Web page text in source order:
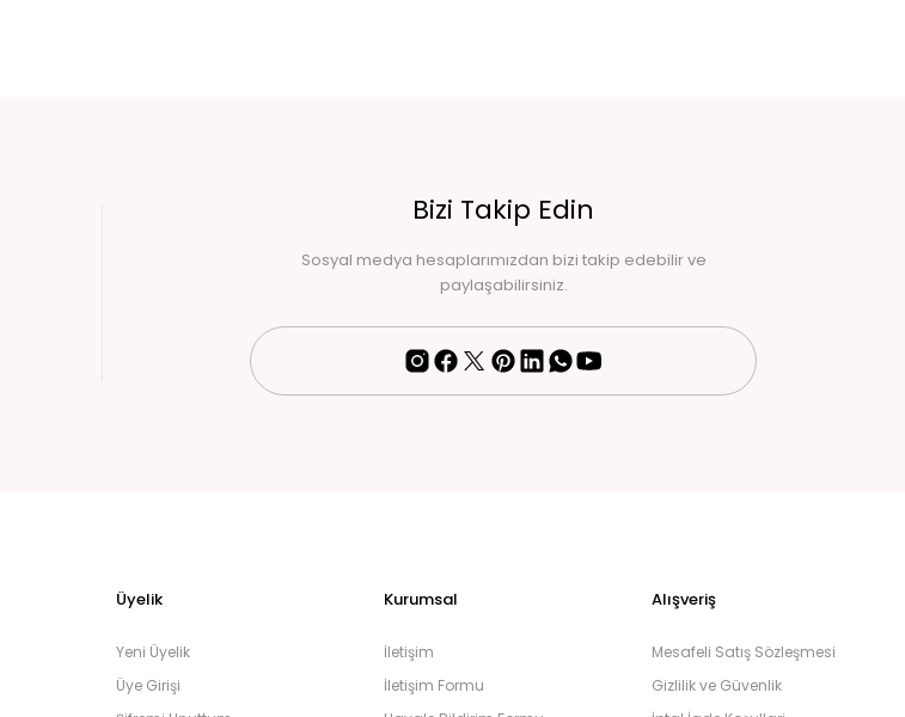
Bizi Takip Edin
Sosyal medya hesaplarımızdan bizi takip edebilir ve
paylaşabilirsiniz.
Üyelik
Yeni Üyelik
Üye Girişi
Kurumsal
İletişim
İletişim Formu
Alışveriş
Mesafeli Satış Sözleşmesi
Gizlilik ve Güvenlik